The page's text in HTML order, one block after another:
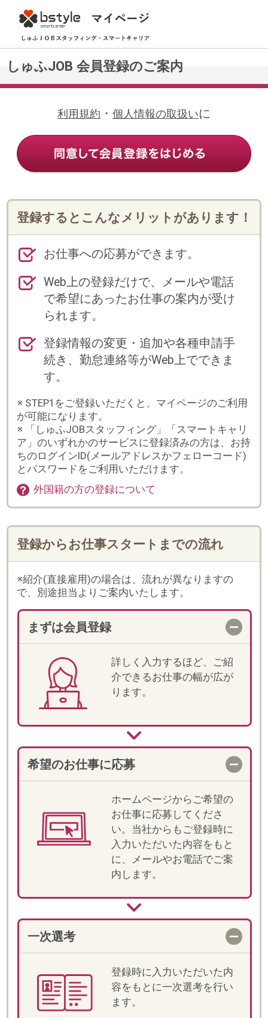
しゅふJOB 会員登録のご案内
登録するとこんなメリットがあります！
Web上の登録だけで、メールや電話
で希望にあったお仕事の案内が受け
られます。
続き、勤怠連絡等がWeb上でできま
※ STEP1をご登録いただくと、マイページのご利用
が可能になります。
※ 「しゅふJOBスタッフィング」「スマートキャリ
ア」のいずれかのサービスに登録済みの方は、お持
外国籍の方の登録について
※紹介(直接雇用)の場合は、流れが異なりますの
で、別途担当よりご案内いたします。
まずは会員登録
詳しく入力するほど、ご紹
介できるお仕事の幅が広が
ります。
希望のお仕事に応募
お仕事に応募してくださ
い。当社からもご登録時に
に、メールやお電話でご案
内します。
一次選考
登録時に入力いただいた内
容をもとに一次選考を行い
電話での詳細確認
より電話でお仕事の詳細説
明と条件・ご経験の確認を
します。
行の上、就業先へ訪問がで
双方合意の上、就業が決定
します。就業前には、マイ
ページ上でオリエンテーシ